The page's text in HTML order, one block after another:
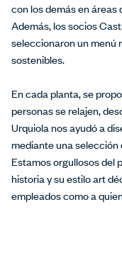
con los demás en
Además, los socios
seleccionaron un menú
sostenibles.
En cada planta, se
personas se relajen,
Urquiola nos ayudó a
mediante una
Estamos orgullosos del
historia y su estilo art
empleados como a